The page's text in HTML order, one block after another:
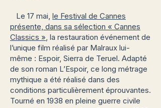
Le 17 mai, le Festival de Cannes
présente, dans sa sélection « Cannes
Classics » , la restauration événement de
l’unique film réalisé par Malraux lui-
même : Espoir, Sierra de Teruel. Adapté
de son roman L’Espoir, ce long métrage
mythique a été réalisé dans des
conditions particulièrement éprouvantes.
Tourné en 1938 en pleine guerre civile